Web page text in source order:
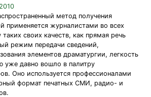
метод получения
применяется журналистами во всех
своих качеств, как прямая речь
режим передачи сведений,
элементов драматургии, легкость
уже давно вошло в палитру
Оно используется профессионалами
формат печатных СМИ, радио- и